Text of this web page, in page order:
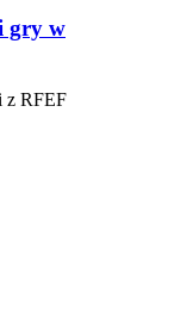
gry w
z RFEF